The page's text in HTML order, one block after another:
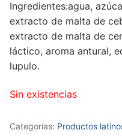
Ingredientes:agua,
extracto de malta de
extracto de malta de
láctico, aroma antural,
lupulo.
Sin existencias
Categorías: Productos